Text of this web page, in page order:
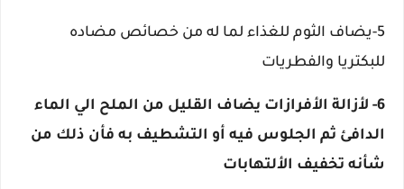
5-يضاف الثوم للغذاء لما له من خصائص مضاده
للبكتريا والفطريات
6- لأزالة الأفرازات يضاف القليل من الملح الي الماء
الدافئ ثم الجلوس فيه أو التشطيف به فأن ذلك من
شأنه تخفيف الألتهابات